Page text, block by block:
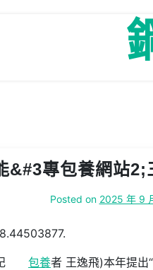
&#3專包養網站
Posted on 2025 年 9
包養者 王逸飛)本年提出